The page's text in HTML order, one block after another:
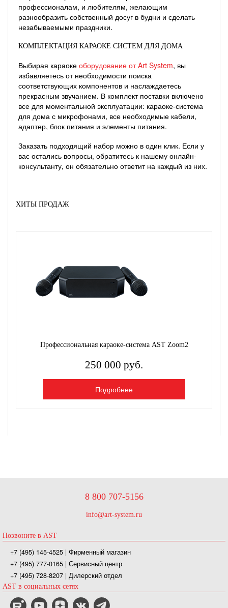
профессионалам, и любителям, желающим
разнообразить собственный досуг в будни и сделать
незабываемыми праздники.
КОМПЛЕКТАЦИЯ КАРАОКЕ СИСТЕМ ДЛЯ ДОМА
Выбирая караоке оборудование от Art System, вы
избавляетесь от необходимости поиска
соответствующих компонентов и наслаждаетесь
прекрасным звучанием. В комплект поставки включено
все для моментальной эксплуатации: караоке-система
для дома с микрофонами, все необходимые кабели,
адаптер, блок питания и элементы питания.
Заказать подходящий набор можно в один клик. Если у
вас остались вопросы, обратитесь к нашему онлайн-
консультанту, он обязательно ответит на каждый из них.
ХИТЫ ПРОДАЖ
Профессиональная караоке-система AST Zoom2
250 000 руб.
Подробнее
8 800 707-5156
info@art-system.ru
Позвоните в AST
+7 (495) 145-4525 | Фирменный магазин
+7 (495) 777-0165 | Сервисный центр
+7 (495) 728-8207 | Дилерский отдел
AST в социальных сетях